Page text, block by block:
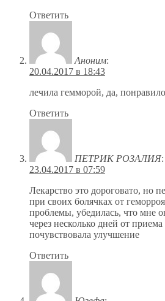
Ответить
Аноним:
20.04.2017 в 18:43
лечила гемморой, да,
Ответить
ПЕТРИК РОЗАЛИЯ:
23.04.2017 в 07:59
Лекарство это дороговато, но
при своих болячках от
проблемы, убедилась, что мне
через несколько дней от приема
почувствовала улучшение
Ответить